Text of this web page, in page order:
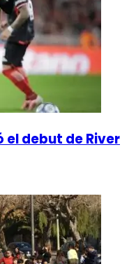
debut de River